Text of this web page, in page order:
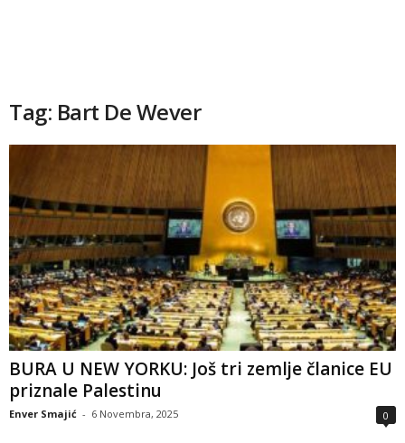
Tag: Bart De Wever
BURA U NEW YORKU: Još tri zemlje članice EU
priznale Palestinu
Enver Smajić - 6 Novembra, 2025 0